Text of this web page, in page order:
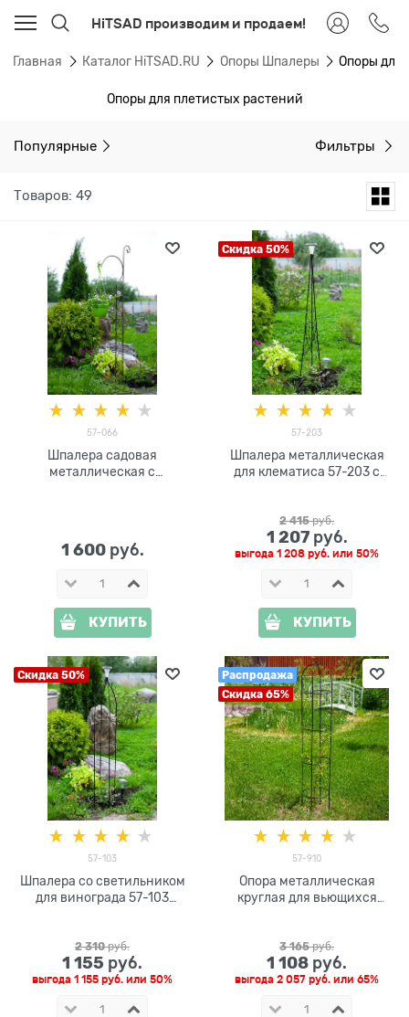
HiTSAD производим и продаем!
Главная Каталог HiTSAD.RU Опоры Шпалеры Опоры для
Опоры для плетистых растений
Популярные Фильтры
Товаров: 49
57-066
Шпалера садовая
металлическая с
1 600 руб.
КУПИТЬ
Скидка 50%
57-203
Шпалера металлическая
для клематиса 57-203 с
2 415 руб.
1 207 руб.
выгода 1 208 руб. или 50%
КУПИТЬ
Скидка 50%
57-103
Шпалера со светильником
для винограда 57-103
2 310 руб.
1 155 руб.
выгода 1 155 руб. или 50%
Распродажа
Скидка 65%
57-910
Опора металлическая
круглая для вьющихся
3 165 руб.
1 108 руб.
выгода 2 057 руб. или 65%